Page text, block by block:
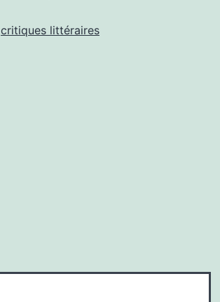
critiques littéraires